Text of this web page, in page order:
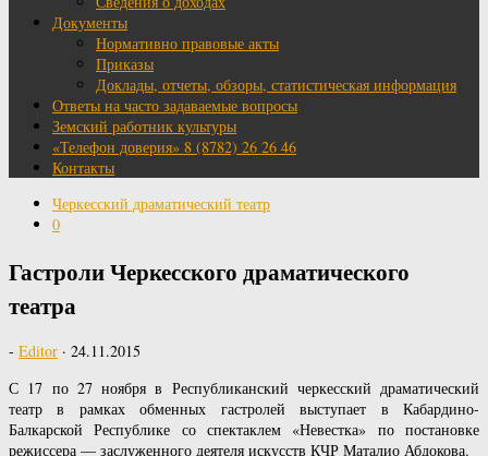
Документы
Нормативно правовые акты
Приказы
Доклады, отчеты, обзоры, статистическая информация
Ответы на часто задаваемые вопросы
Земский работник культуры
«Телефон доверия» 8 (8782) 26 26 46
Контакты
Черкесский драматический театр
0
Гастроли Черкесского драматического
театра
- Editor · 24.11.2015
С 17 по 27 ноября в Республиканский черкесский драматический
театр в рамках обменных гастролей выступает в Кабардино-
Балкарской Республике со спектаклем «Невестка» по постановке
режиссера — заслуженного деятеля искусств КЧР Маталио Абдокова.